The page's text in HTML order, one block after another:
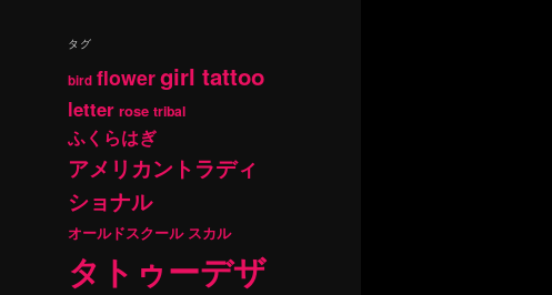
タグ
bird flowergirl tattoo
letter rose tribal
ふくらはぎ
アメリカントラディ
ショナル
オールドスクール スカル
タトゥーデザ